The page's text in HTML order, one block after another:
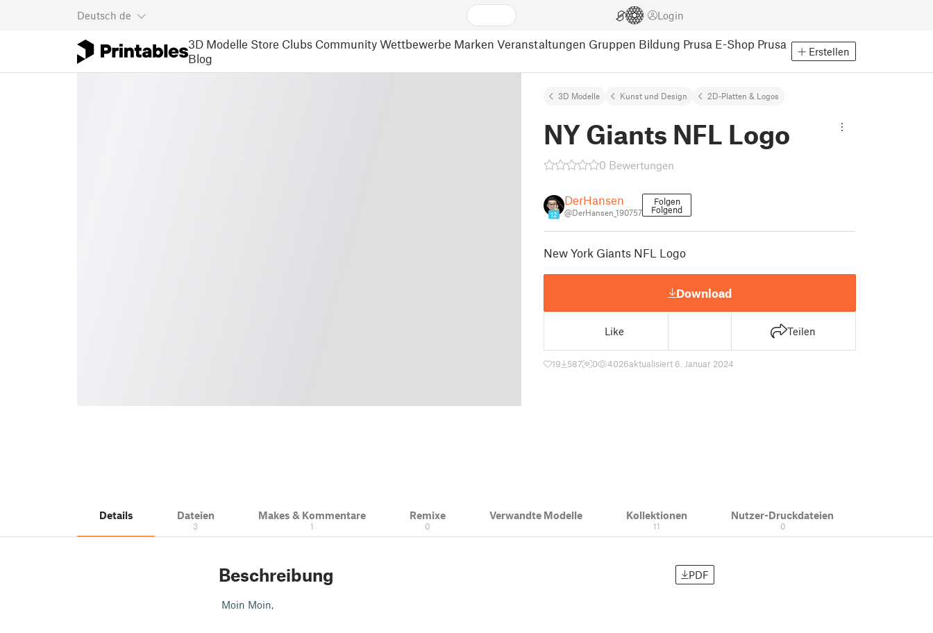
Deutsch de Login
3D Modelle Store Clubs Community Wettbewerbe Marken Veranstaltungen Gruppen Bildung Prusa E-Shop Prusa
Blog
Erstellen
3D Modelle Kunst und Design 2D-Platten & Logos
NY Giants NFL Logo
0 Bewertungen
12
DerHansen
@DerHansen_190757
Folgen
Folgend
New York Giants NFL Logo
Download
Like Teilen
19 587 0 4026aktualisiert 6. Januar 2024
Details Dateien
3
Makes & Kommentare
1
Remixe
0
Verwandte Modelle Kollektionen
11
Nutzer-Druckdateien
0
Beschreibung PDF
Moin Moin,